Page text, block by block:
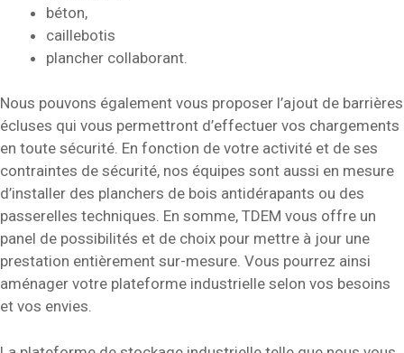
béton,
caillebotis
plancher collaborant.
Nous pouvons également vous proposer l’ajout de barrières
écluses qui vous permettront d’effectuer vos chargements
en toute sécurité. En fonction de votre activité et de ses
contraintes de sécurité, nos équipes sont aussi en mesure
d’installer des planchers de bois antidérapants ou des
passerelles techniques. En somme, TDEM vous offre un
panel de possibilités et de choix pour mettre à jour une
prestation entièrement sur-mesure. Vous pourrez ainsi
aménager votre plateforme industrielle selon vos besoins
et vos envies.